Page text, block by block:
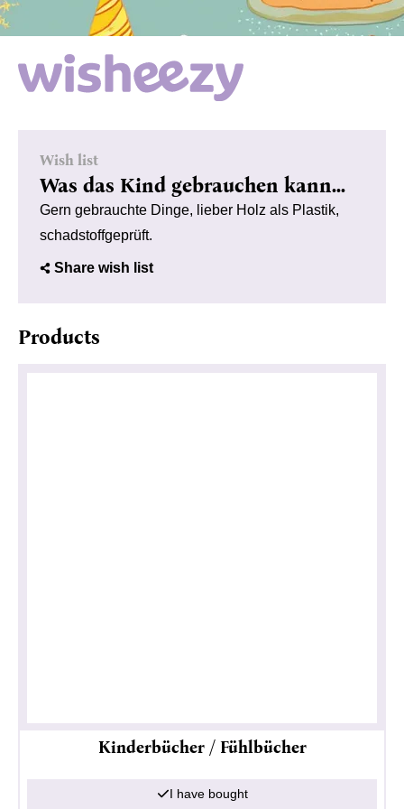
Wish list
Was das Kind gebrauchen kann...
Gern gebrauchte Dinge, lieber Holz als Plastik,
schadstoffgeprüft.
Share wish list
Products
Kinderbücher / Fühlbücher
I have bought